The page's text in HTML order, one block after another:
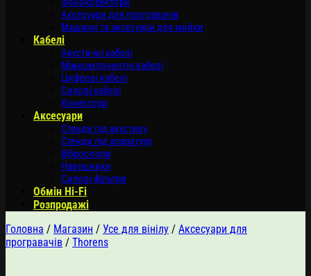
Аксесуари для програвачів
Машини та аксесуари для мийки
Кабелі
Акустичні кабелі
Міжкомпонентні кабелі
Цифрові кабелі
Силові кабелі
Конектори
Аксесуари
Стенди під акустику
Стенди під апаратуру
Віброопори
Навушники
Силові фільтри
Обмін Hi-Fi
Розпродажі
Головна / Магазин / Усе для вінілу / Аксесуари для
програвачів / Thorens